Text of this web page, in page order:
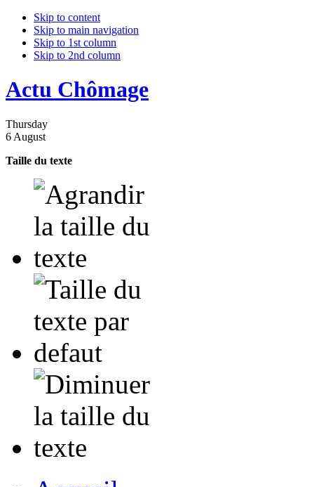
Skip to content
Skip to main navigation
Skip to 1st column
Skip to 2nd column
Actu Chômage
Thursday
6 August
Taille du texte